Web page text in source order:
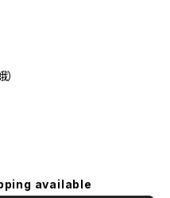
available